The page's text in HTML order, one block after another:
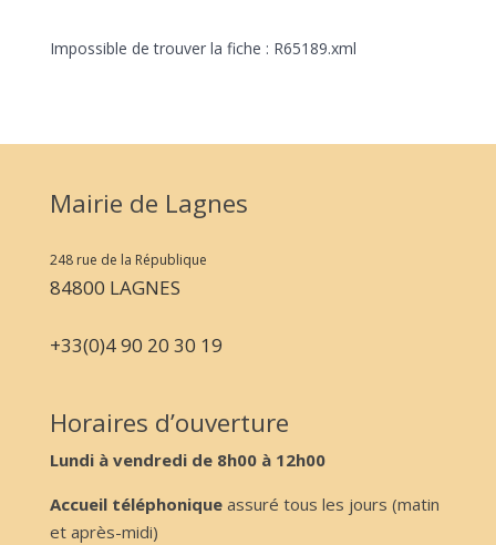
Impossible de trouver la fiche : R65189.xml
Mairie de Lagnes
248 rue de la République
84800 LAGNES
+33(0)4 90 20 30 19
Horaires d’ouverture
Lundi à vendredi de 8h00 à 12h00
Accueil téléphoniqueassuré tous les jours (matin
et après-midi)